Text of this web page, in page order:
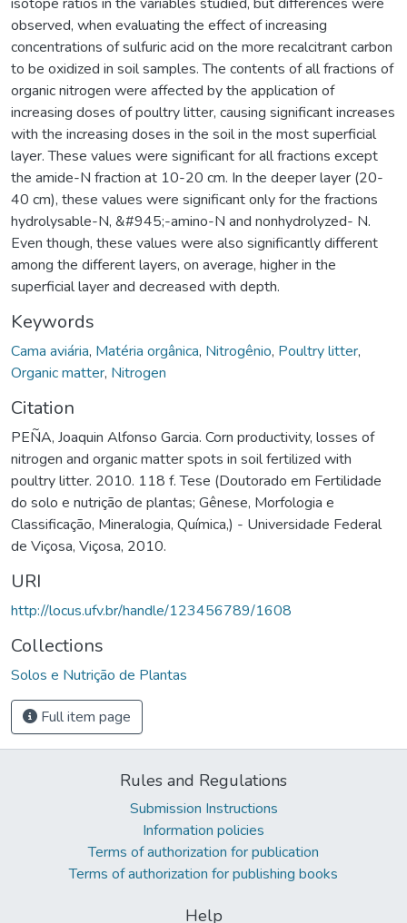
observed, when evaluating the effect of increasing
concentrations of sulfuric acid on the more recalcitrant carbon
to be oxidized in soil samples. The contents of all fractions of
organic nitrogen were affected by the application of
increasing doses of poultry litter, causing significant increases
with the increasing doses in the soil in the most superficial
layer. These values were significant for all fractions except
the amide-N fraction at 10-20 cm. In the deeper layer (20-
40 cm), these values were significant only for the fractions
hydrolysable-N, &#945;-amino-N and nonhydrolyzed- N.
Even though, these values were also significantly different
among the different layers, on average, higher in the
superficial layer and decreased with depth.
Keywords
Cama aviária, Matéria orgânica, Nitrogênio, Poultry litter,
Organic matter, Nitrogen
Citation
PEÑA, Joaquin Alfonso Garcia. Corn productivity, losses of
nitrogen and organic matter spots in soil fertilized with
poultry litter. 2010. 118 f. Tese (Doutorado em Fertilidade
do solo e nutrição de plantas; Gênese, Morfologia e
Classificação, Mineralogia, Química,) - Universidade Federal
de Viçosa, Viçosa, 2010.
URI
http://locus.ufv.br/handle/123456789/1608
Collections
Solos e Nutrição de Plantas
Full item page
Rules and Regulations
Submission Instructions
Information policies
Terms of authorization for publication
Terms of authorization for publishing books
Help